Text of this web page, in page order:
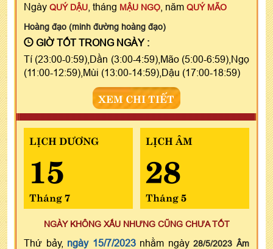
Ngày QUÝ DẬU , tháng MẬU NGỌ , năm QUÝ MÃO
Hoàng đạo (minh đường hoàng đạo)
GIỜ TỐT TRONG NGÀY :
Tí (23:00-0:59),Dần (3:00-4:59),Mão (5:00-6:59),Ngọ
(11:00-12:59),Mùi (13:00-14:59),Dậu (17:00-18:59)
XEM CHI TIẾT
LỊCH DƯƠNG
15
Tháng 7
LỊCH ÂM
28
Tháng 5
NGÀY KHÔNG XẤU NHƯNG CŨNG CHƯA TỐT
Thứ bảy, ngày 15/7/2023nhằm ngày28/5/2023 Âm